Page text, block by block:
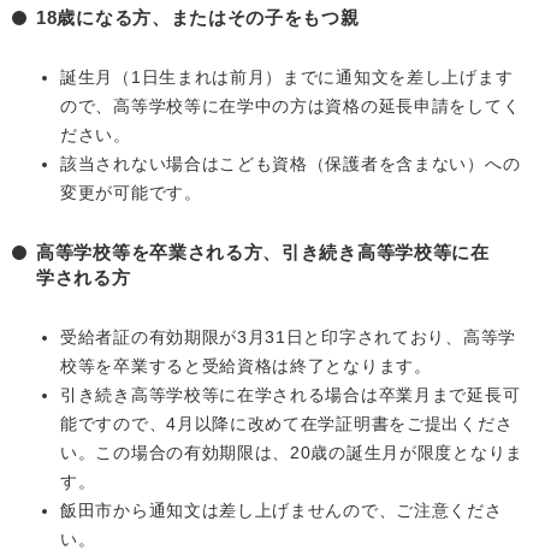
18歳になる方、またはその子をもつ親
誕生月（1日生まれは前月）までに通知文を差し上げます
ので、高等学校等に在学中の方は資格の延長申請をしてく
ださい。
該当されない場合はこども資格（保護者を含まない）への
変更が可能です。
高等学校等を卒業される方、引き続き高等学校等に在
学される方
受給者証の有効期限が3月31日と印字されており、高等学
校等を卒業すると受給資格は終了となります。
引き続き高等学校等に在学される場合は卒業月まで延長可
能ですので、4月以降に改めて在学証明書をご提出くださ
い。この場合の有効期限は、20歳の誕生月が限度となりま
す。
飯田市から通知文は差し上げませんので、ご注意くださ
い。